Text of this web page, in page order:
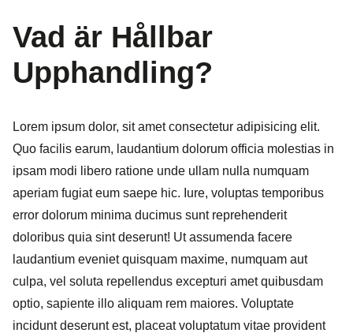
Vad är Hållbar
Upphandling?
Lorem ipsum dolor, sit amet consectetur adipisicing elit.
Quo facilis earum, laudantium dolorum officia molestias in
ipsam modi libero ratione unde ullam nulla numquam
aperiam fugiat eum saepe hic. Iure, voluptas temporibus
error dolorum minima ducimus sunt reprehenderit
doloribus quia sint deserunt! Ut assumenda facere
laudantium eveniet quisquam maxime, numquam aut
culpa, vel soluta repellendus excepturi amet quibusdam
optio, sapiente illo aliquam rem maiores. Voluptate
incidunt deserunt est, placeat voluptatum vitae provident